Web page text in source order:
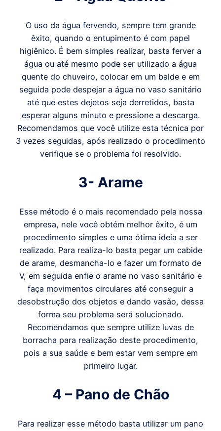
O uso da água fervendo, sempre tem grande
êxito, quando o entupimento é com papel
higiênico. É bem simples realizar, basta ferver a
água ou até mesmo pode ser utilizado a água
quente do chuveiro, colocar em um balde e em
seguida pode despejar a água no vaso sanitário
até que estes dejetos seja derretidos, basta
esperar alguns minuto e pressione a descarga.
Recomendamos que você utilize esta técnica por
3 vezes seguidas, após realizado o procedimento
verifique se o problema foi resolvido.
3- Arame
Esse método é o mais recomendado pela nossa
empresa, nele você obtém melhor êxito, é um
procedimento simples e uma ótima ideia a ser
realizado. Para realiza-lo basta pegar um cabide
de arame, desmancha-lo e fazer um formato de
V, em seguida enfie o arame no vaso sanitário e
faça movimentos circulares até conseguir a
desobstrução dos objetos e dando vasão, dessa
forma seu problema será solucionado.
Recomendamos que sempre utilize luvas de
borracha para realização deste procedimento,
pois a sua saúde e bem estar vem sempre em
primeiro lugar.
4 – Pano de Chão
Para realizar esse método basta utilizar um pano